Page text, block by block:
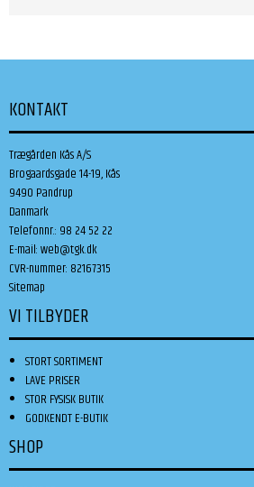
KONTAKT
Trægården Kås A/S
Brogaardsgade 14-19, Kås
9490 Pandrup
Danmark
Telefonnr.: 98 24 52 22
E-mail:web@tgk.dk
CVR-nummer: 82167315
Sitemap
VI TILBYDER
STORT SORTIMENT
LAVE PRISER
STOR FYSISK BUTIK
GODKENDT E-BUTIK
SHOP